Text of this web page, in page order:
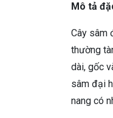
Mô tả
Cây sâm
thường
dài, gốc
sâm đại
nang có